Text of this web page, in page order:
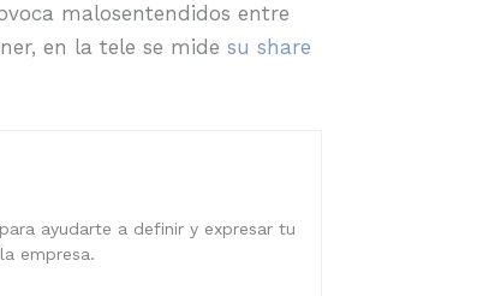
malosentendidos entre
en la tele se mide su share
ayudarte a definir y expresar tu
empresa.